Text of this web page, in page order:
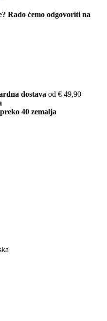
Rado ćemo odgovoriti na
dostava od € 49,90
40 zemalja